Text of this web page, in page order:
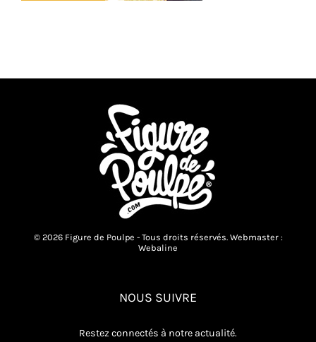
© 2026 Figure de Poulpe - Tous droits réservés. Webmaster :
Webaline
NOUS SUIVRE
Restez connectés à notre actualité.